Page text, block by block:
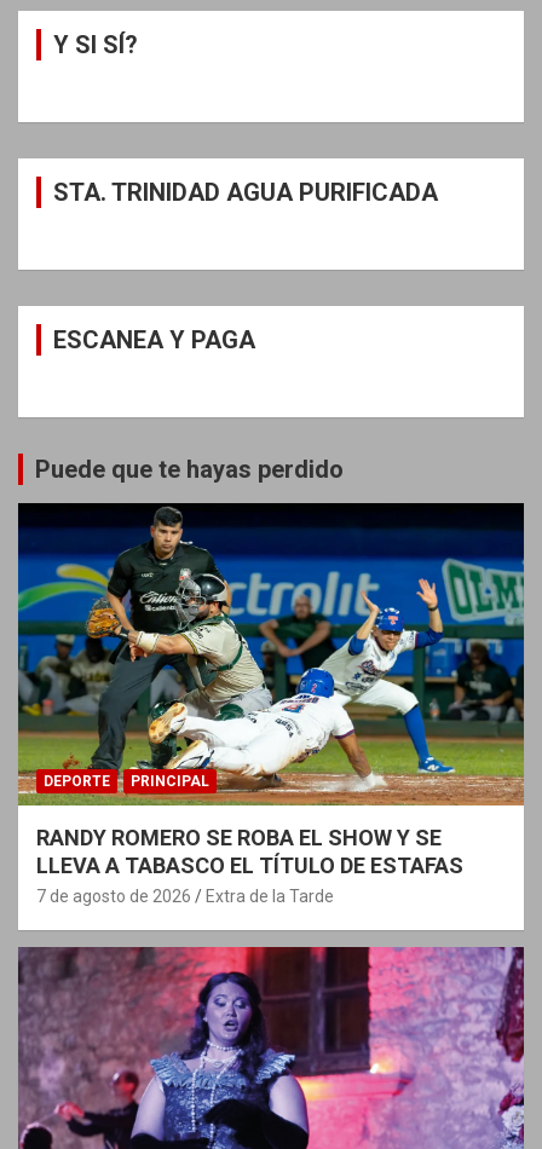
Y SI SÍ?
STA. TRINIDAD AGUA PURIFICADA
ESCANEA Y PAGA
Puede que te hayas perdido
DEPORTE PRINCIPAL
RANDY ROMERO SE ROBA EL SHOW Y SE
LLEVA A TABASCO EL TÍTULO DE ESTAFAS
7 de agosto de 2026 Extra de la Tarde